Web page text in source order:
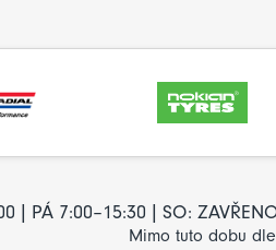
| PÁ 7:00–15:30 | SO:
Mimo tuto dobu